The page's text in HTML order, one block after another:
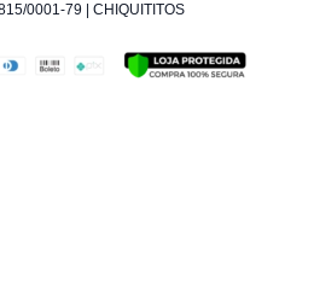
0001-79 | CHIQUITITOS